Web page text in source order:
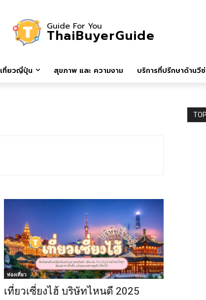
Guide For You
ThaiBuyerGuide
เที่ยวญี่ปุ่น สุขภาพ และ ความงาม บริการที่ปรึกษาด้านวี
ท่องเที่ยว
เที่ยวเซี่ยงไฮ้ บริษัทไหนดี 2025